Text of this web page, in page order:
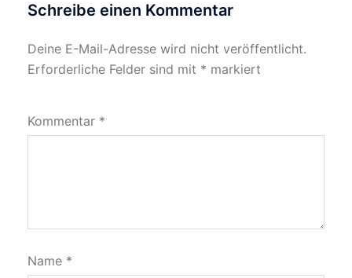
Schreibe einen Kommentar
Deine E-Mail-Adresse wird nicht veröffentlicht.
Erforderliche Felder sind mit * markiert
Kommentar *
Name *